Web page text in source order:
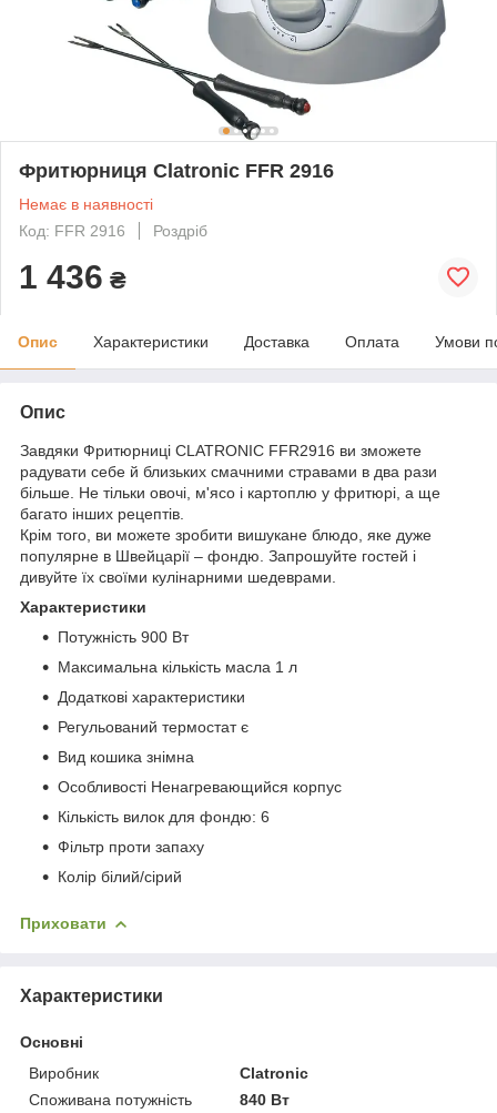
Фритюрниця Clatronic FFR 2916
Немає в наявності
Код: FFR 2916
Роздріб
1 436 ₴
Опис Характеристики Доставка Оплата Умови
Опис
Завдяки Фритюрниці CLATRONIC FFR2916 ви зможете
радувати себе й близьких смачними стравами в два рази
більше. Не тільки овочі, м'ясо і картоплю у фритюрі, а ще
багато інших рецептів.
Крім того, ви можете зробити вишукане блюдо, яке дуже
популярне в Швейцарії – фондю. Запрошуйте гостей і
дивуйте їх своїми кулінарними шедеврами.
Характеристики
Потужність 900 Вт
Максимальна кількість масла 1 л
Додаткові характеристики
Регульований термостат є
Вид кошика знімна
Особливості Ненагревающийся корпус
Кількість вилок для фондю: 6
Фільтр проти запаху
Колір білий/сірий
Приховати
Характеристики
Основні
Виробник
Clatronic
Споживана потужність
840 Вт